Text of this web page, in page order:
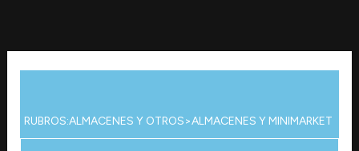
contenido
RUBROS:ALMACENES Y OTROS>ALMACENES Y MINIMARKET